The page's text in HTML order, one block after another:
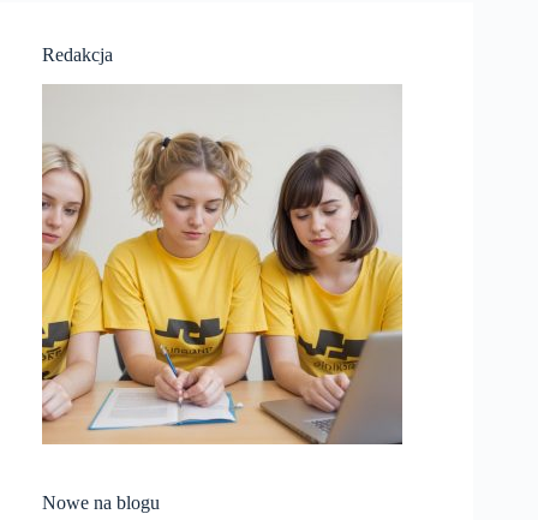
Redakcja
Nowe na blogu